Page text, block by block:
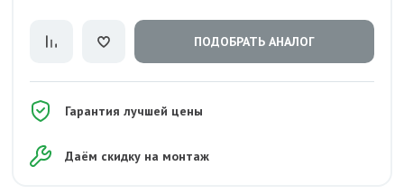
ПОДОБРАТЬ АНАЛОГ
Гарантия лучшей цены
Даём скидку на монтаж